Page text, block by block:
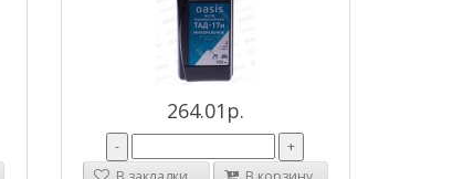
264.01р.
-
+